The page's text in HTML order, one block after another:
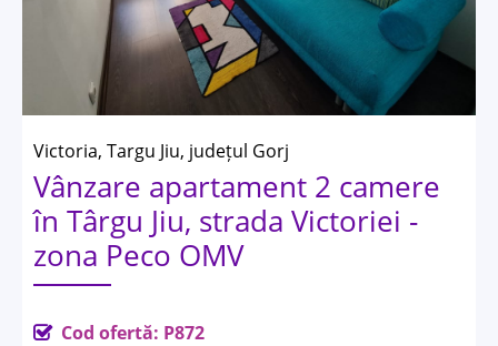
Victoria, Targu Jiu, județul Gorj
Vânzare apartament 2 camere
în Târgu Jiu, strada Victoriei -
zona Peco OMV
Cod ofertă: P872